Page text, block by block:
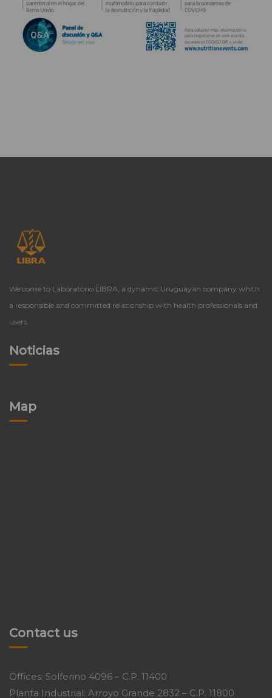
Welcome to Laboratorio LIBRA, a dynamic Uruguayan company whith
a responsible and committed relationship with health professionals and
users.
Noticias
Map
Contact us
Offices: Solferino 4096 – C.P. 11400
Planta Industrial: Arroyo Grande 2832 – C.P. 11800